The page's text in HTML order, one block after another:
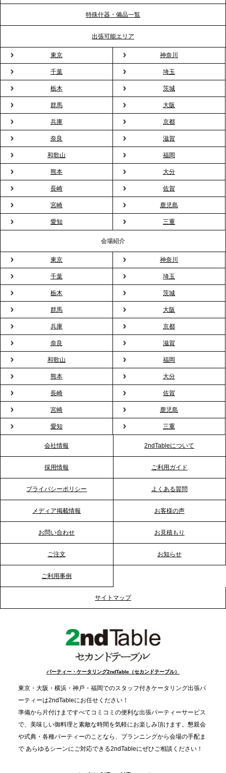
TBS「Nスタ」で、2ndTable「1DISH」の花見オー
ドブルが紹介されました
2026.3.23
プレスリリースのご案内｜入社式の“そのまま懇親
会”が企業で広がる。 新入社員の交流を支える『オフ
ィスケータリング』という新しい活用法
2026.3.20
NHK「ニュースウオッチ9」で、2ndTable「室内花
見」が紹介されました
2026.3.16
プレスリリースのご案内｜2026年、春の親睦は「花
粉レス」な室内花見。福利厚生としても注目され
る、快適で新しいお花見体験
2026.3.5
プレスリリースのご案内｜「室内お花見」の法人利
用が前年比4倍に急増。オフィスに桜が届く福利厚生
の新定番
2026.2.13
プレスリリースのご案内｜オフィスが「１日限定の
バー」に！福利厚生・社内交流を格上げする《出張
バーテンダー》サービスを開始
2026.1.26
プレスリリースのご案内｜もう「義理チョコ」で悩
まない。職場のバレンタインをケータリングで“福利
厚生”化。採用にも効く新スタイルを提案
2026.1.23
RKB毎日放送「RKB NEWS」で、2ndTable「恵方
巻きケータリング」が紹介されました
2026.1.20
る？「恵方巻きケータリング」で、社内コミュニケ
ーションを活性化
2025.12.12
事提供を実施へ
TBS「Nスタ」で、2ndTable「1DISH」が紹介され
ました
2025.11.21
プレスリリースのご案内｜忘年会は“移動時間ゼロ
分”の時代へ。法人注文が前年比5倍に伸びた「宅配
オードブル」が提案する、新しい乾杯文化
特殊什器・備品一覧
出張可能エリア
東京 神奈川
千葉 埼玉
栃木 茨城
群馬 大阪
兵庫 京都
奈良 滋賀
和歌山 福岡
熊本 大分
長崎 佐賀
宮崎 鹿児島
愛知 三重
会場紹介
東京 神奈川
千葉 埼玉
栃木 茨城
群馬 大阪
兵庫 京都
奈良 滋賀
和歌山 福岡
熊本 大分
長崎 佐賀
宮崎 鹿児島
愛知 三重
会社情報 2ndTableについて
採用情報 ご利用ガイド
プライバシーポリシー よくある質問
メディア掲載情報 お客様の声
お問い合わせ お見積もり
ご注文 お知らせ
ご利用事例
サイトマップ
パーティー・ケータリング2ndTable（セカンドテーブル）
東京・大阪・横浜・神戸・福岡でのスタッフ付きケータリング出張パ
ーティーは2ndTableにお任せください！
準備から片付けまですべてコミコミの便利な出張パーティーサービス
で、美味しい御料理と素敵な時間を気軽にお楽しみ頂けます。懇親会
や式典・各種パーティーのことなら、プランニングから会場の手配ま
で あらゆるシーンにご対応できる2ndTableにぜひご相談ください！